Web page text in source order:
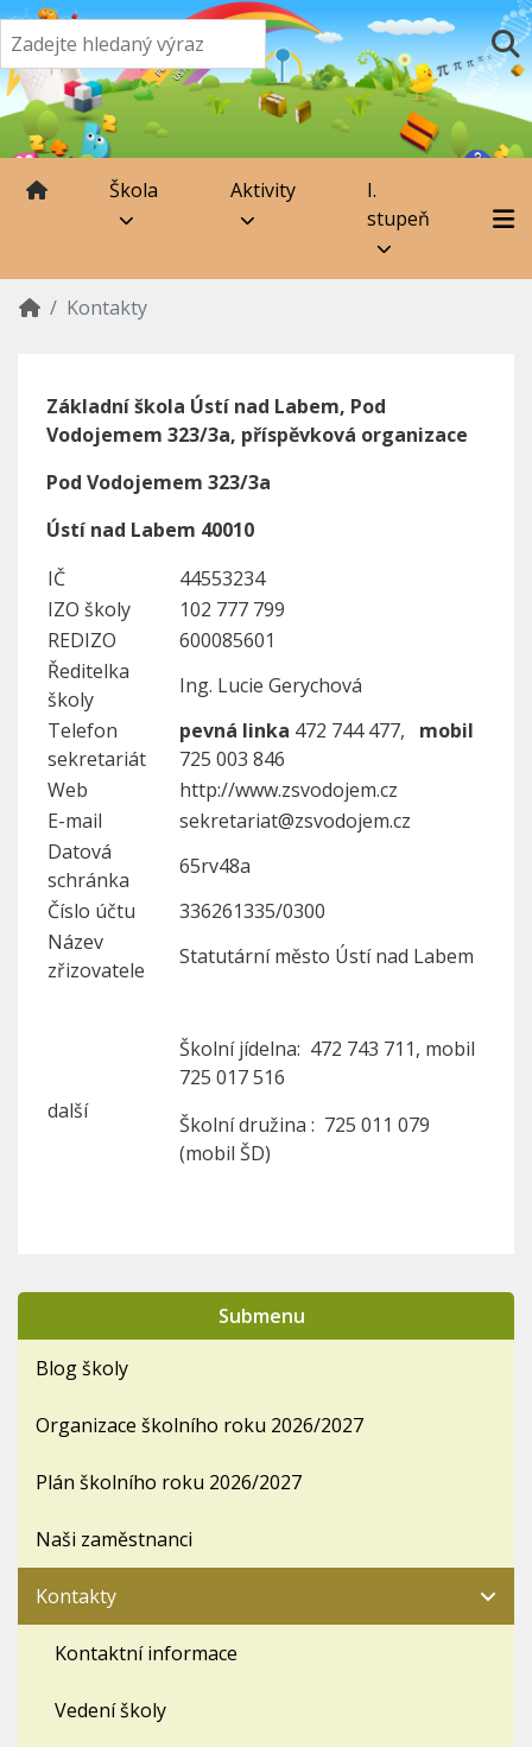
Škola Aktivity
I.
stupeň
Kontakty
Základní škola Ústí nad Labem, Pod
Vodojemem 323/3a, příspěvková organizace
Pod Vodojemem 323/3a
Ústí nad Labem 40010
IČ
44553234
IZO školy
102 777 799
REDIZO
600085601
Ředitelka
školy
Ing. Lucie Gerychová
Telefon
sekretariát
pevná linka 472 744 477, mobil
725 003 846
Web
http://www.zsvodojem.cz
E-mail
sekretariat@zsvodojem.cz
Datová
schránka
65rv48a
Číslo účtu
336261335/0300
Název
zřizovatele
Statutární město Ústí nad Labem
další
Školní jídelna: 472 743 711, mobil
725 017 516
Školní družina : 725 011 079
(mobil ŠD)
Submenu
Blog školy
Organizace školního roku 2026/2027
Plán školního roku 2026/2027
Naši zaměstnanci
Kontakty
Kontaktní informace
Vedení školy